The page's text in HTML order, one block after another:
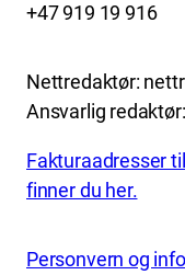
+47 919 19 916
Nettredaktør:
Ansvarlig
Fakturaadresser
finner du her.
Personvern og